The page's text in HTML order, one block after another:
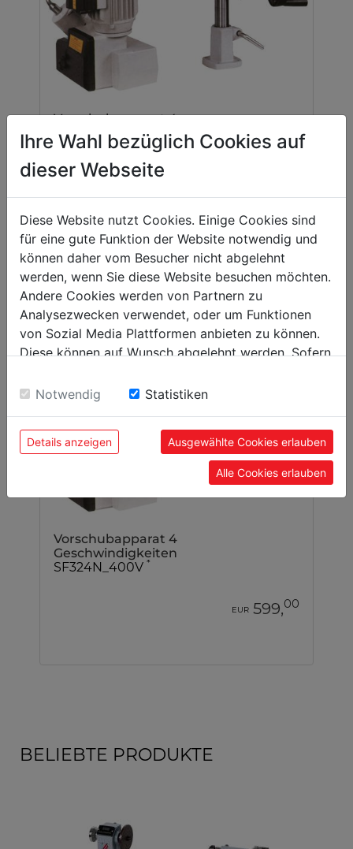
Vorschubapparat 4
Geschwindigkeiten
SF324N_230V*
Vorschubapparat 4
Geschwindigkeiten
SF324N_400V *
EUR 599,00
BELIEBTE PRODUKTE
Ihre Wahl bezüglich Cookies auf
dieser Webseite
Diese Website nutzt Cookies. Einige Cookies sind
für eine gute Funktion der Website notwendig und
können daher vom Besucher nicht abgelehnt
werden, wenn Sie diese Website besuchen möchten.
Andere Cookies werden von Partnern zu
Analysezwecken verwendet, oder um Funktionen
von Sozial Media Plattformen anbieten zu können.
Diese können auf Wunsch abgelehnt werden. Sofern
Einwilligung zu unseren Cookies.
Notwendig Statistiken
Details anzeigen Ausgewählte Cookies erlauben
Alle Cookies erlauben